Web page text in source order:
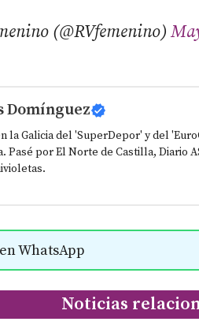
(@RVfemenino)
Domínguez
la Galicia del 'SuperDepor' y del
Pasé por El Norte de Castilla, Diario
WhatsApp
Noticias